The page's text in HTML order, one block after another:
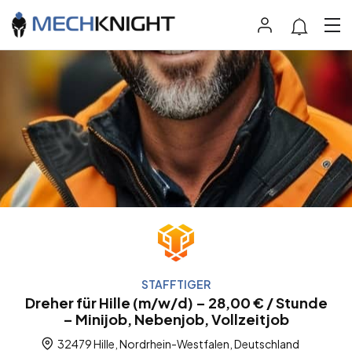
STAFFTIGER
Dreher für Hille (m/w/d) – 28,00 € / Stunde
– Minijob, Nebenjob, Vollzeitjob
32479 Hille, Nordrhein-Westfalen, Deutschland